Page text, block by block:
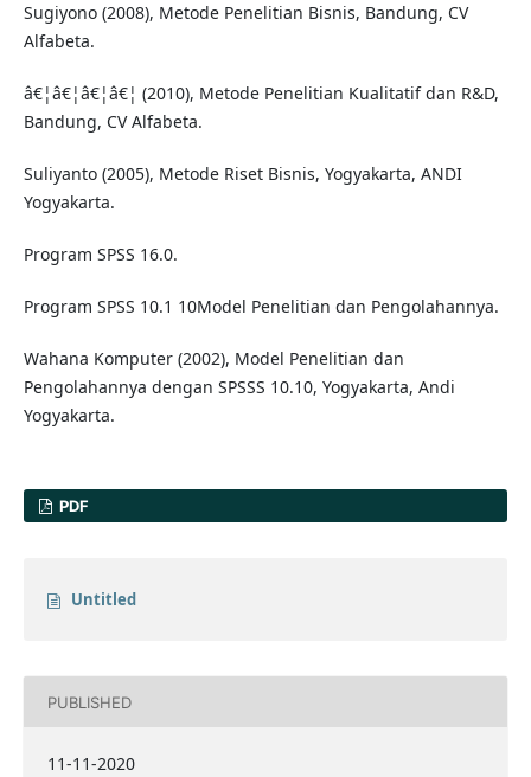
Sugiyono (2008), Metode Penelitian Bisnis, Bandung, CV
Alfabeta.
â€¦â€¦â€¦â€¦ (2010), Metode Penelitian Kualitatif dan R&D,
Bandung, CV Alfabeta.
Suliyanto (2005), Metode Riset Bisnis, Yogyakarta, ANDI
Yogyakarta.
Program SPSS 16.0.
Program SPSS 10.1 10Model Penelitian dan Pengolahannya.
Wahana Komputer (2002), Model Penelitian dan
Pengolahannya dengan SPSSS 10.10, Yogyakarta, Andi
Yogyakarta.
PDF
Untitled
PUBLISHED
11-11-2020